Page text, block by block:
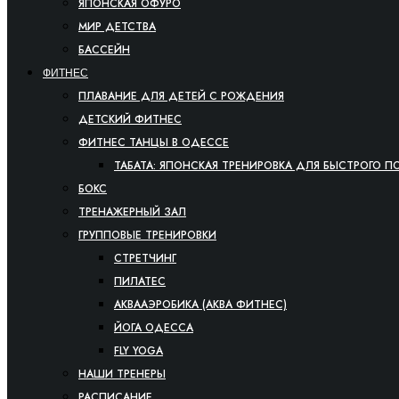
ЯПОНСКАЯ ОФУРО
МИР ДЕТСТВА
БАССЕЙН
ФИТНЕС
ПЛАВАНИЕ ДЛЯ ДЕТЕЙ С РОЖДЕНИЯ
ДЕТСКИЙ ФИТНЕС
ФИТНЕС ТАНЦЫ В ОДЕССЕ
ТАБАТА: ЯПОНСКАЯ ТРЕНИРОВКА ДЛЯ БЫСТРОГО
БОКС
ТРЕНАЖЕРНЫЙ ЗАЛ
ГРУППОВЫЕ ТРЕНИРОВКИ
СТРЕТЧИНГ
ПИЛАТЕС
АКВААЭРОБИКА (АКВА ФИТНЕС)
ЙОГА ОДЕССА
FLY YOGA
НАШИ ТРЕНЕРЫ